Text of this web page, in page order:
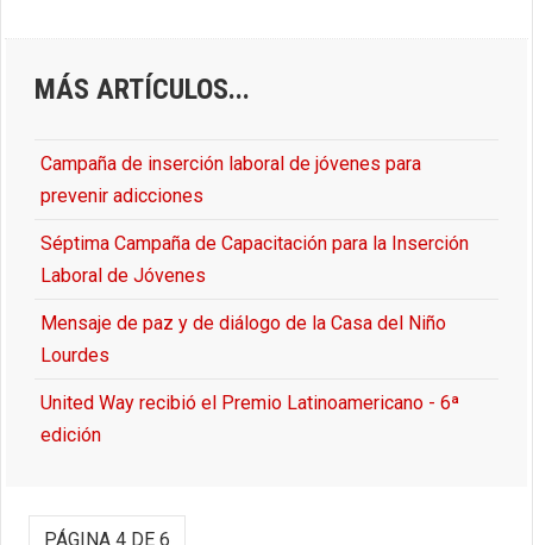
MÁS ARTÍCULOS...
Campaña de inserción laboral de jóvenes para
prevenir adicciones
Séptima Campaña de Capacitación para la Inserción
Laboral de Jóvenes
Mensaje de paz y de diálogo de la Casa del Niño
Lourdes
United Way recibió el Premio Latinoamericano - 6ª
edición
PÁGINA 4 DE 6